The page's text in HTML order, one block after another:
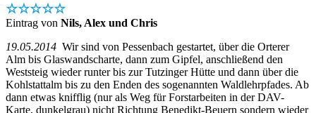
☆☆☆☆☆
Eintrag von Nils, Alex und Chris
19.05.2014 Wir sind von Pessenbach gestartet, über die Orterer
Alm bis Glaswandscharte, dann zum Gipfel, anschließend den
Weststeig wieder runter bis zur Tutzinger Hütte und dann über die
Kohlstattalm bis zu den Enden des sogenannten Waldlehrpfades. Ab
dann etwas knifflig (nur als Weg für Forstarbeiten in der DAV-
Karte, dunkelgrau) nicht Richtung Benedikt-Beuern sondern wieder